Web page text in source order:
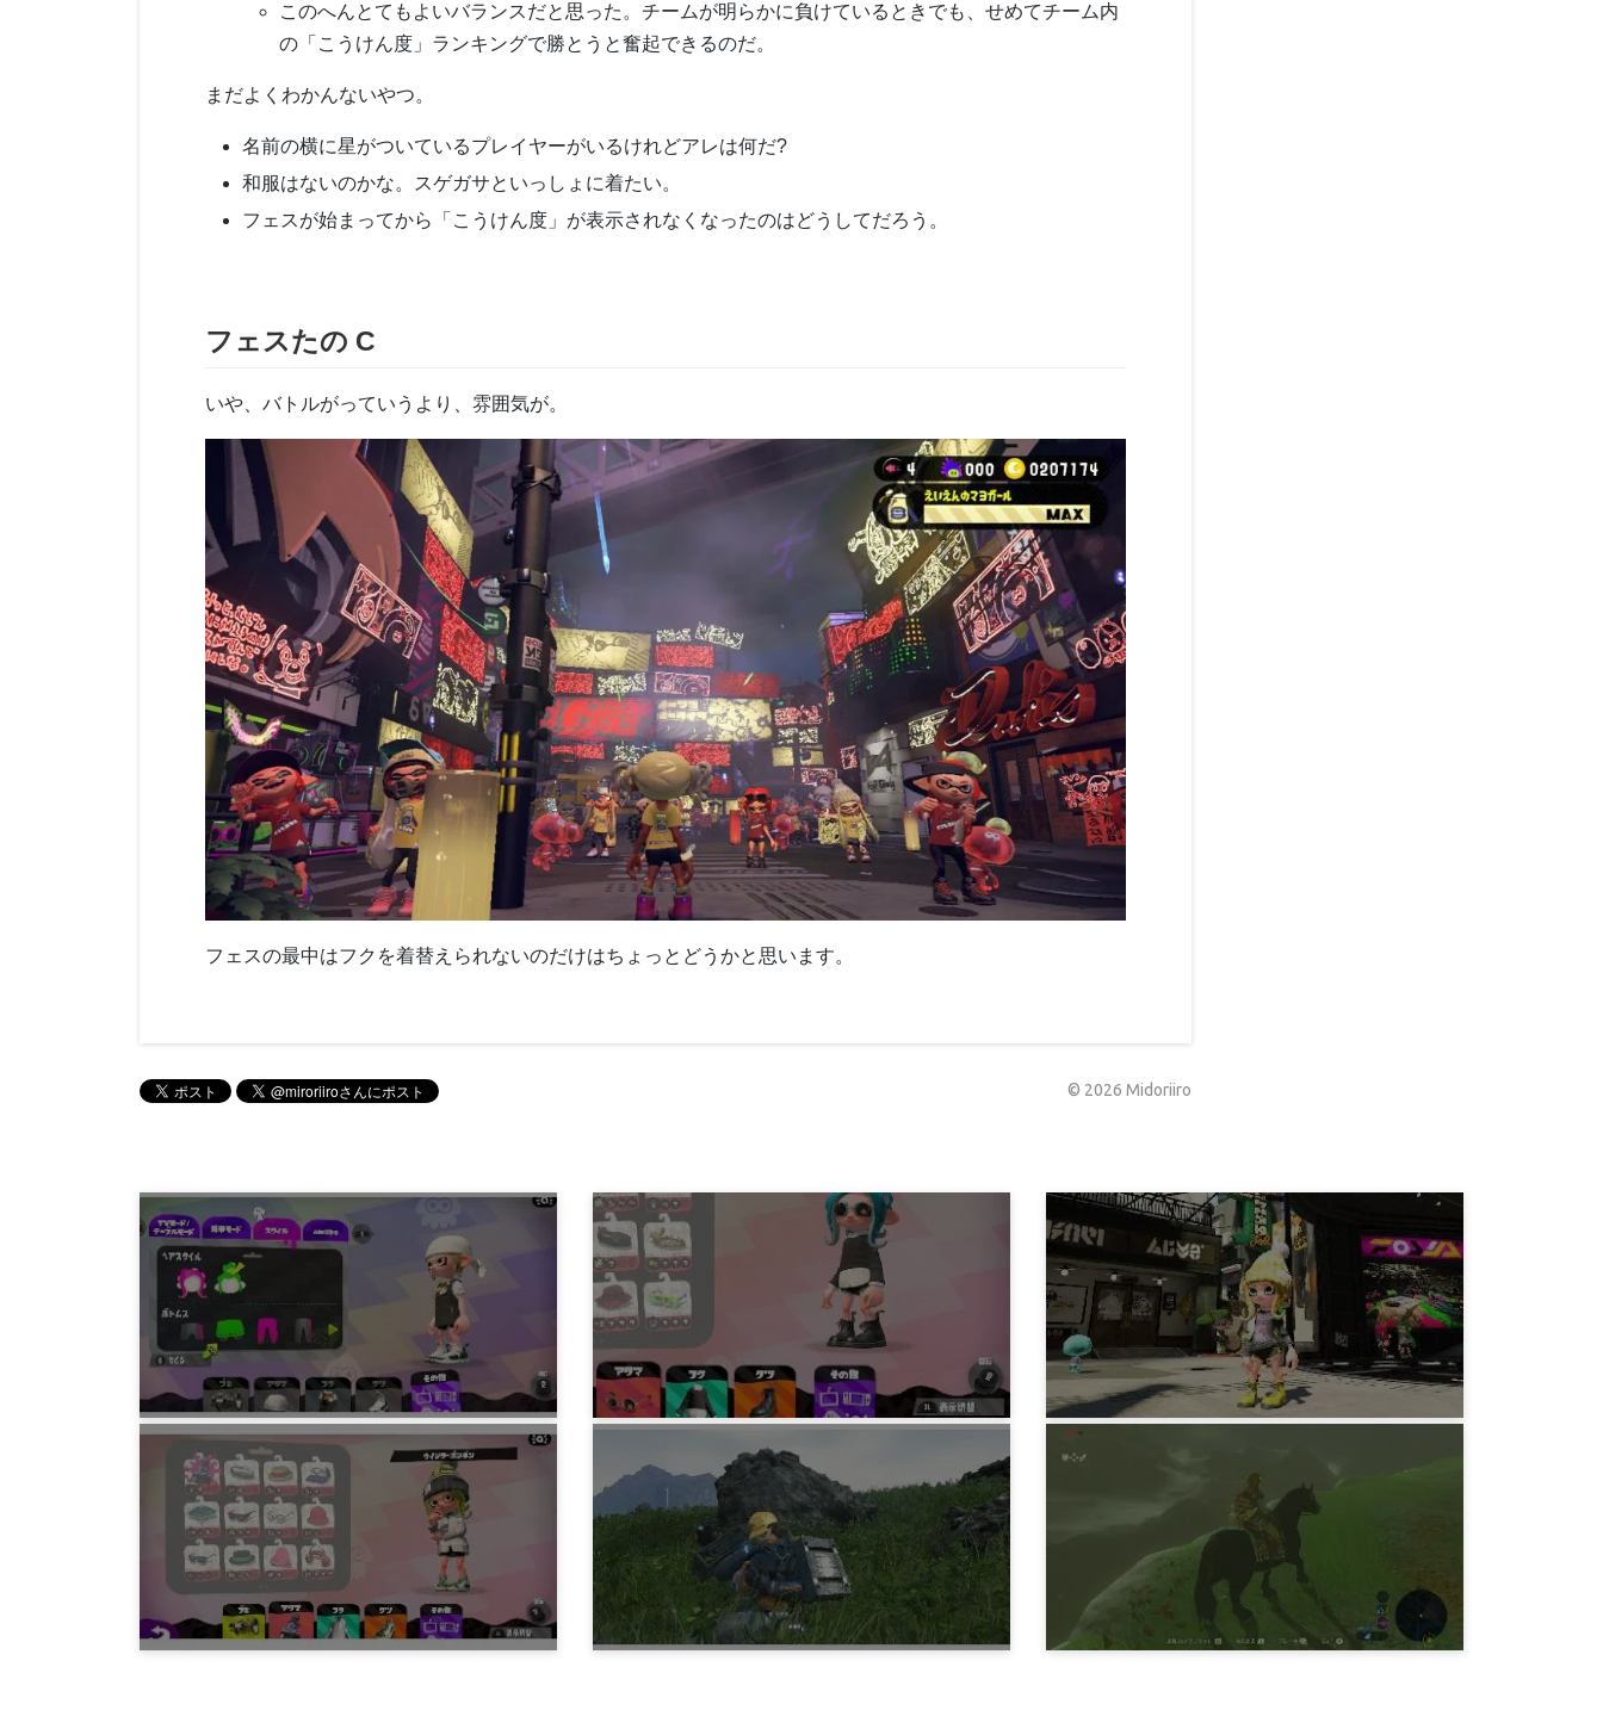
このへんとてもよいバランスだと思った。チームが明らかに負けているときでも、せめてチーム内
の「こうけん度」ランキングで勝とうと奮起できるのだ。
まだよくわかんないやつ。
名前の横に星がついているプレイヤーがいるけれどアレは何だ?
和服はないのかな。スゲガサといっしょに着たい。
フェスが始まってから「こうけん度」が表示されなくなったのはどうしてだろう。
フェスたの C
いや、バトルがっていうより、雰囲気が。
フェスの最中はフクを着替えられないのだけはちょっとどうかと思います。
© 2026 Midoriiro
ゲーム
Splatoon2 たつじんバイトガールまで
5年前
ゲーム
Splatoon2 ランク30まで
5年前
Splatoon2 所持金1Mまで
5年前